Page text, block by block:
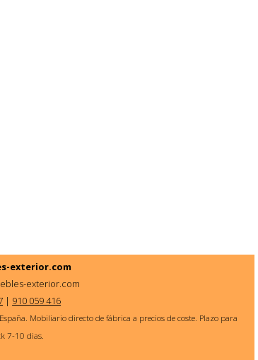
exterior.com
exterior.com
| 910 059 416
Mobiliario directo de fábrica a precios de coste. Plazo para
7-10 dias.